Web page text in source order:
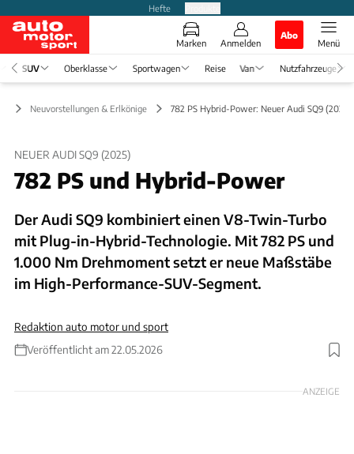
Hefte
Marken Anmelden
Abo
Menü
SUV Oberklasse Sportwagen Reise Van Nutzfahrzeuge
Neuvorstellungen & Erlkönige 782 PS Hybrid-Power: Neuer Audi SQ9
NEUER AUDI SQ9 (2025)
782 PS und Hybrid-Power
Der Audi SQ9 kombiniert einen V8-Twin-Turbo
mit Plug-in-Hybrid-Technologie. Mit 782 PS und
1.000 Nm Drehmoment setzt er neue Maßstäbe
im High-Performance-SUV-Segment.
Redaktion auto motor und sport
Veröffentlicht am 22.05.2026
Foto: Audi
ANZEIGE